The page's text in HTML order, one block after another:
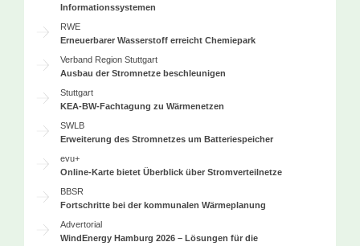
Informationssystemen
RWE
Erneuerbarer Wasserstoff erreicht Chemiepark
Verband Region Stuttgart
Ausbau der Stromnetze beschleunigen
Stuttgart
KEA-BW-Fachtagung zu Wärmenetzen
SWLB
Erweiterung des Stromnetzes um Batteriespeicher
evu+
Online-Karte bietet Überblick über Stromverteilnetze
BBSR
Fortschritte bei der kommunalen Wärmeplanung
Advertorial
WindEnergy Hamburg 2026 – Lösungen für die